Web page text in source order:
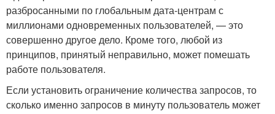
разбросанными по глобальным дата-центрам с
миллионами одновременных пользователей, — это
совершенно другое дело. Кроме того, любой из
принципов, принятый неправильно, может помешать
работе пользователя.
Если установить ограничение количества запросов, то
сколько именно запросов в минуту пользователь может